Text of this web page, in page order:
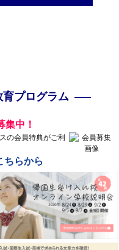
プログラム
中！
の会員特典がご利
ちらから